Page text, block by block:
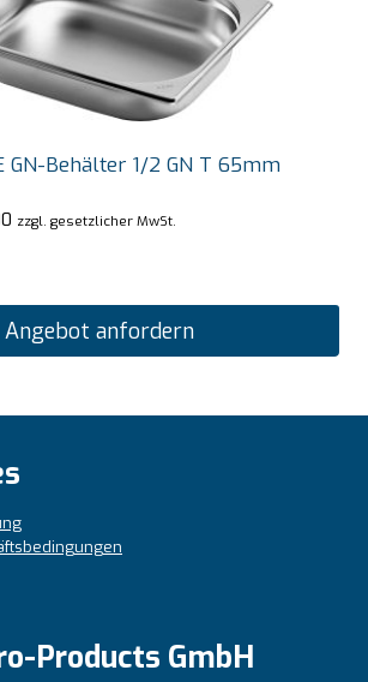
GN-Behälter 1/2 GN T 65mm
zzgl. gesetzlicher MwSt.
Angebot anfordern
Products GmbH